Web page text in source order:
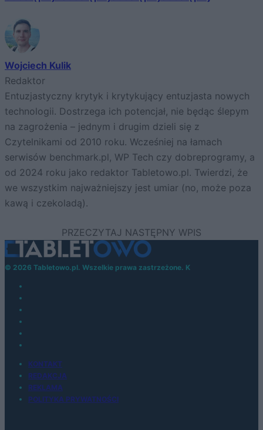
Wojciech Kulik
Redaktor
Entuzjastyczny krytyk i krytykujący entuzjasta nowych
technologii. Dostrzega ich potencjał, nie będąc ślepym
na zagrożenia – jednym i drugim dzieli się z
Czytelnikami od 2010 roku. Wcześniej na łamach
serwisów benchmark.pl, WP Tech czy dobreprogramy, a
od 2024 roku jako redaktor Tabletowo.pl. Twierdzi, że
we wszystkim najważniejszy jest umiar (no, może poza
kawą i czekoladą).
© 2026 Tabletowo.pl. Wszelkie prawa zastrzeżone. K
KONTAKT
REDAKCJA
REKLAMA
POLITYKA PRYWATNOŚCI